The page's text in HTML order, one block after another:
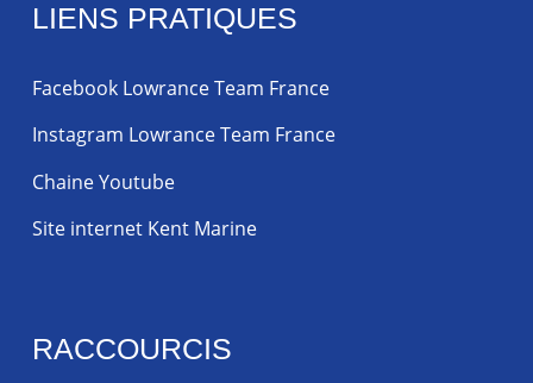
LIENS PRATIQUES
Facebook Lowrance Team France
Instagram Lowrance Team France
Chaine Youtube
Site internet Kent Marine
RACCOURCIS